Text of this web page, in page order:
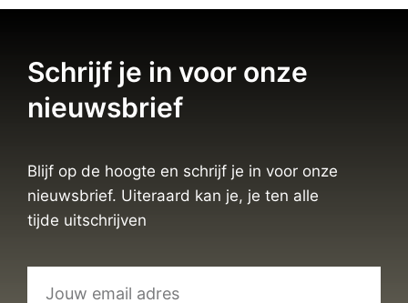
Schrijf je in voor onze
nieuwsbrief
Blijf op de hoogte en schrijf je in voor onze
nieuwsbrief. Uiteraard kan je, je ten alle
tijde uitschrijven